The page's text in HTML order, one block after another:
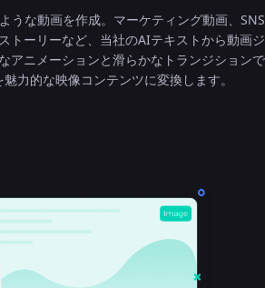
うな動画を作成。マーケティング動画、SNS
トーリーなど、当社のAIテキストから動画ジ
アニメーションと滑らかなトランジションで
力的な映像コンテンツに変換します。